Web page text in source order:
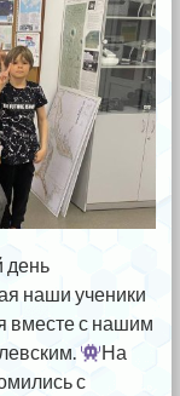
день
наши ученики
вместе с нашим
На
с